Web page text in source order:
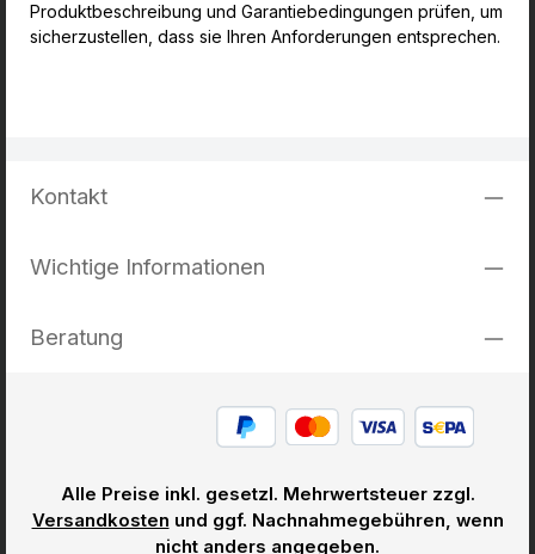
Produktbeschreibung und Garantiebedingungen prüfen, um
sicherzustellen, dass sie Ihren Anforderungen entsprechen.
Kontakt
Wichtige Informationen
Beratung
Alle Preise inkl. gesetzl. Mehrwertsteuer zzgl.
Versandkosten und ggf. Nachnahmegebühren, wenn
nicht anders angegeben.